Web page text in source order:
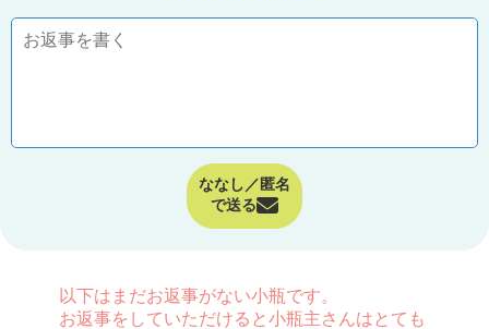
ななし／匿名
で送る
以下はまだお返事がない小瓶です。
お返事をしていただけると小瓶主さんはとても